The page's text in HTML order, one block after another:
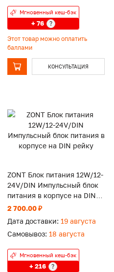
Мгновенный кеш-бэк
+ 76 ?
Этот товар можно оплатить
баллами
КОНСУЛЬТАЦИЯ
ZONT Блок питания 12W/12-
24V/DIN Импульсный блок
питания в корпусе на DIN
рейку
2 700.00 ₽
Дата доставки: 19 августа
Самовывоз: 18 августа
Мгновенный кеш-бэк
+ 216 ?